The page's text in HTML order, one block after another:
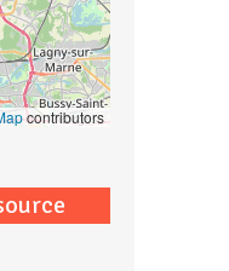
contributors